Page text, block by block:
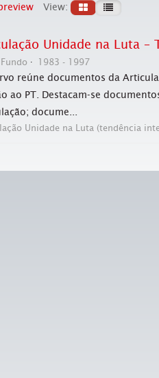
View:
Unidade na Luta –
Fundo 1983 - 1997
reúne documentos da
ao PT. Destacam-se
docume...
Unidade na Luta (tendência